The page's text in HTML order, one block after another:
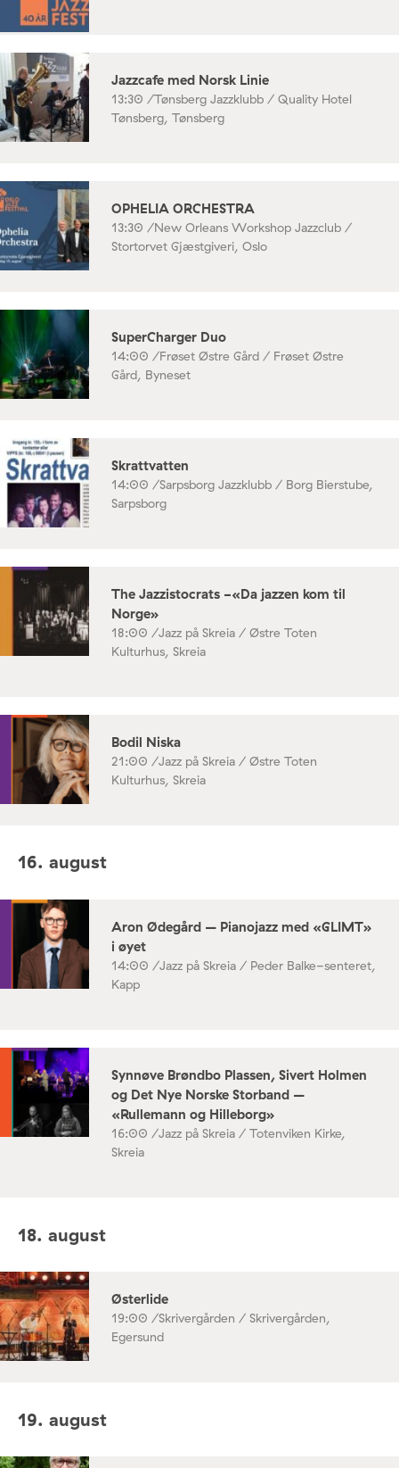
Jazzcafe med Norsk Linie
13:30 /Tønsberg Jazzklubb / Quality Hotel
Tønsberg, Tønsberg
OPHELIA ORCHESTRA
13:30 /New Orleans Workshop Jazzclub /
Stortorvet Gjæstgiveri, Oslo
SuperCharger Duo
14:00 /Frøset Østre Gård / Frøset Østre
Gård, Byneset
Skrattvatten
14:00 /Sarpsborg Jazzklubb / Borg Bierstube,
Sarpsborg
The Jazzistocrats -«Da jazzen kom til
Norge»
18:00 /Jazz på Skreia / Østre Toten
Kulturhus, Skreia
Bodil Niska
21:00 /Jazz på Skreia / Østre Toten
Kulturhus, Skreia
16. august
Aron Ødegård – Pianojazz med «GLIMT»
i øyet
14:00 /Jazz på Skreia / Peder Balke-senteret,
Kapp
Synnøve Brøndbo Plassen, Sivert Holmen
og Det Nye Norske Storband –
«Rullemann og Hilleborg»
16:00 /Jazz på Skreia / Totenviken Kirke,
Skreia
18. august
Østerlide
19:00 /Skrivergården / Skrivergården,
Egersund
19. august